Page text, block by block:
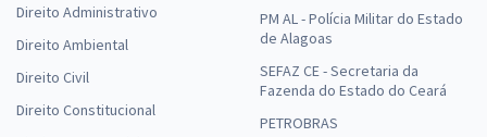
Direito Administrativo
Direito Ambiental
Direito Civil
Direito Constitucional
PM AL - Polícia Militar do Estado
de Alagoas
SEFAZ CE - Secretaria da
Fazenda do Estado do Ceará
PETROBRAS